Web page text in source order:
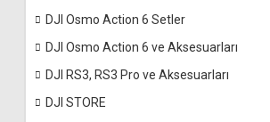
DJI Osmo Action 6 Setler
DJI Osmo Action 6 ve Aksesuarları
DJI RS3, RS3 Pro ve Aksesuarları
DJI STORE